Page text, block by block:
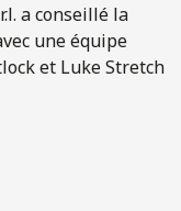
a conseillé la
une équipe
et Luke Stretch